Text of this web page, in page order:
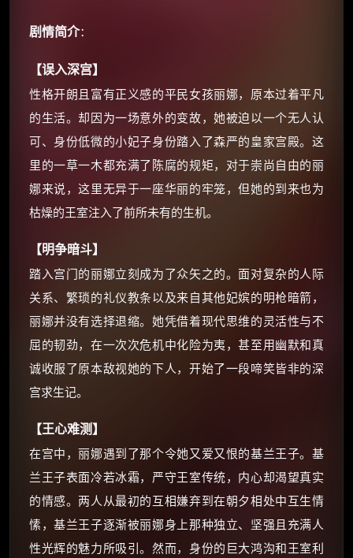
剧情简介：
【误入深宫】
性格开朗且富有正义感的平民女孩丽娜，原本过着平凡
的生活。却因为一场意外的变故，她被迫以一个无人认
可、身份低微的小妃子身份踏入了森严的皇家宫殿。这
里的一草一木都充满了陈腐的规矩，对于崇尚自由的丽
娜来说，这里无异于一座华丽的牢笼，但她的到来也为
枯燥的王室注入了前所未有的生机。
【明争暗斗】
踏入宫门的丽娜立刻成为了众矢之的。面对复杂的人际
关系、繁琐的礼仪教条以及来自其他妃嫔的明枪暗箭，
丽娜并没有选择退缩。她凭借着现代思维的灵活性与不
屈的韧劲，在一次次危机中化险为夷，甚至用幽默和真
诚收服了原本敌视她的下人，开始了一段啼笑皆非的深
宫求生记。
【王心难测】
在宫中，丽娜遇到了那个令她又爱又恨的基兰王子。基
兰王子表面冷若冰霜，严守王室传统，内心却渴望真实
的情感。两人从最初的互相嫌弃到在朝夕相处中互生情
愫，基兰王子逐渐被丽娜身上那种独立、坚强且充满人
性光辉的魅力所吸引。然而，身份的巨大鸿沟和王室利
🧧 福利领取站 ×
☕
你需要的各种会员，都可低价购买！
如夸克12个月送14天 最低75元！
价格有浮动，请直接搜索查最低价！
还有支付宝现金红包、外卖红包、
优惠券、活动红包，每日可领。